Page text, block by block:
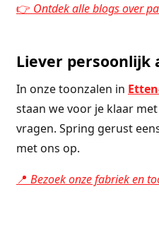
👉 Ontdek alle blogs over
Liever persoonlijk
In onze toonzalen in
staan we voor je klaar
vragen. Spring gerust
met ons op.
📍 Bezoek onze fabriek en